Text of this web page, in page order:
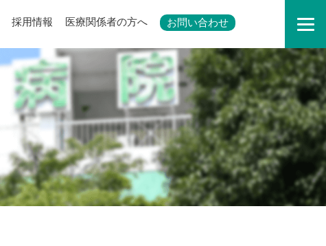
採用情報 医療関係者の方へ お問い合わせ